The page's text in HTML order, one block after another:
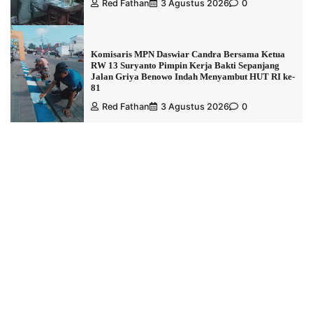
Red Fathan
3 Agustus 2026 0
Komisaris MPN Daswiar Candra Bersama Ketua
RW 13 Suryanto Pimpin Kerja Bakti Sepanjang
Jalan Griya Benowo Indah Menyambut HUT RI ke-
81
Red Fathan
3 Agustus 2026 0